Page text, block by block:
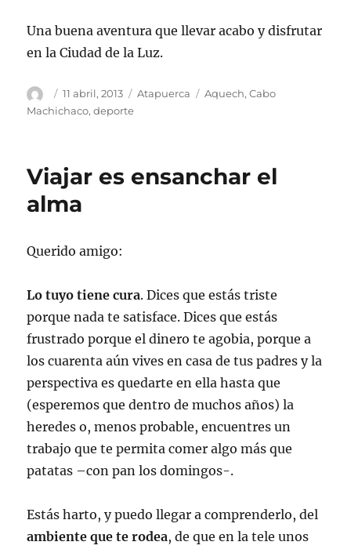
Una buena aventura que llevar acabo y disfrutar
en la Ciudad de la Luz.
Autor
Publicado
el
11 abril, 2013 Categorías
Atapuerca Etiquetas
Aquech,Cabo
Machichaco,deporte
Viajar es ensanchar el
alma
Querido amigo:
Lo tuyo tiene cura. Dices que estás triste
porque nada te satisface. Dices que estás
frustrado porque el dinero te agobia, porque a
los cuarenta aún vives en casa de tus padres y la
perspectiva es quedarte en ella hasta que
(esperemos que dentro de muchos años) la
heredes o, menos probable, encuentres un
trabajo que te permita comer algo más que
patatas –con pan los domingos-.
Estás harto, y puedo llegar a comprenderlo, del
ambiente que te rodea, de que en la tele unos